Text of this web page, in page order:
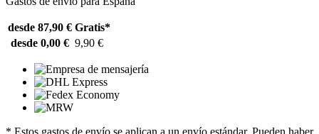
desde 87,90 € Gratis*
desde 0,00 € 9,90 €
* Estos gastos de envío se aplican a un envío estándar. Pueden haber